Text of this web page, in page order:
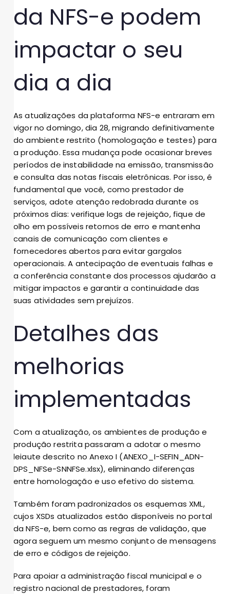
da NFS-e podem
impactar o seu
dia a dia
As atualizações da plataforma NFS-e entraram em
vigor no domingo, dia 28, migrando definitivamente
do ambiente restrito (homologação e testes) para
a produção. Essa mudança pode ocasionar breves
períodos de instabilidade na emissão, transmissão
e consulta das notas fiscais eletrônicas. Por isso, é
fundamental que você, como prestador de
serviços, adote atenção redobrada durante os
próximos dias: verifique logs de rejeição, fique de
olho em possíveis retornos de erro e mantenha
canais de comunicação com clientes e
fornecedores abertos para evitar gargalos
operacionais. A antecipação de eventuais falhas e
a conferência constante dos processos ajudarão a
mitigar impactos e garantir a continuidade das
suas atividades sem prejuízos.
Detalhes das
melhorias
implementadas
Com a atualização, os ambientes de produção e
produção restrita passaram a adotar o mesmo
leiaute descrito no Anexo I (ANEXO_I-SEFIN_ADN-
DPS_NFSe-SNNFSe.xlsx), eliminando diferenças
entre homologação e uso efetivo do sistema.
Também foram padronizados os esquemas XML,
cujos XSDs atualizados estão disponíveis no portal
da NFS-e, bem como as regras de validação, que
agora seguem um mesmo conjunto de mensagens
de erro e códigos de rejeição.
Para apoiar a administração fiscal municipal e o
registro nacional de prestadores, foram